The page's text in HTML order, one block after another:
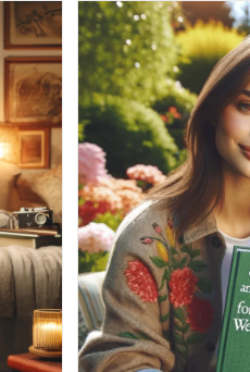
-
Der
Praxisguide
Mit
Die
Besten
Tipps
Für:
Leichter
Leben,
Glücklich
Sein,
Effizientes
Von
Markus
Stoll